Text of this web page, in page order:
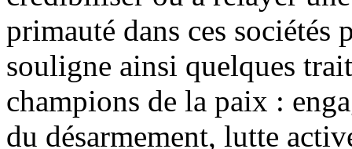
primauté dans ces
souligne ainsi quelques
champions de la paix :
du désarmement, lutte